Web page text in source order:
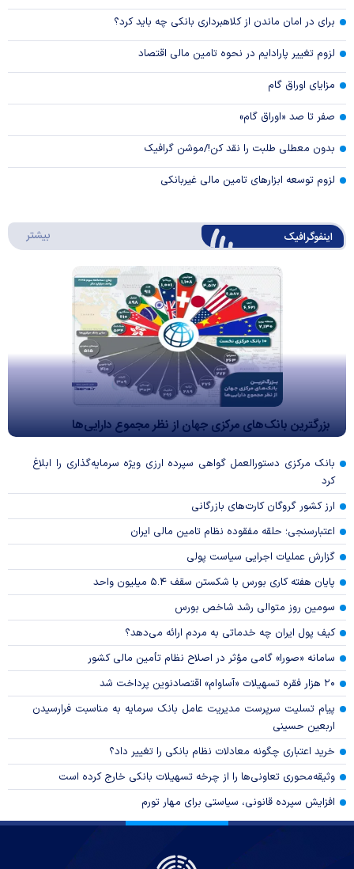
برای در امان ماندن از کلاهبرداری بانکی چه باید کرد؟
لزوم تغییر پارادایم در نحوه تامین مالی اقتصاد
مزایای اوراق گام
صفر تا صد «اوراق گام»
بدون معطلی طلبت را نقد کن!/موشن گرافیک
لزوم توسعه ابزارهای تامین مالی غیربانکی
اینفوگرافیک بیشتر
بزرگترین بانک‌های مرکزی جهان از نظر مجموع دارایی‌ها
بانک مرکزی دستورالعمل گواهی سپرده ارزی ویژه سرمایه‌گذاری را ابلاغ
کرد
ارز کشور گروگان کارت‌های بازرگانی
اعتبارسنجی؛ حلقه مفقوده نظام تامین مالی ایران
گزارش عملیات اجرایی سیاست پولی
پایان هفته کاری بورس با شکستن سقف ۵.۴ میلیون واحد
سومین روز متوالی رشد شاخص بورس
کیف پول ایران چه خدماتی به مردم ارائه می‌دهد؟
سامانه «صورا» گامی مؤثر در اصلاح نظام تأمین مالی کشور
۲۰ هزار فقره تسهیلات «آساوام» اقتصادنوین پرداخت شد
پیام تسلیت سرپرست مدیریت عامل بانک سرمایه به مناسبت فرارسیدن
اربعین حسینی
خرید اعتباری چگونه معادلات نظام بانکی را تغییر داد؟
وثیقه‌محوری تعاونی‌ها را از چرخه تسهیلات بانکی خارج کرده است
افزایش سپرده قانونی، سیاستی برای مهار تورم